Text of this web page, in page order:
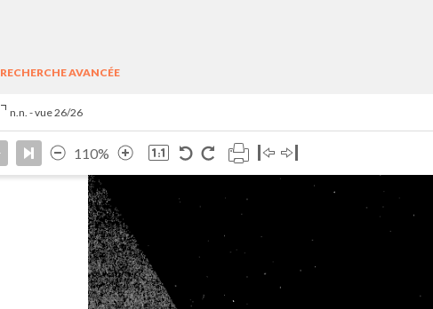
RECHERCHE AVANCÉE
n.n. - vue 26/26
110%